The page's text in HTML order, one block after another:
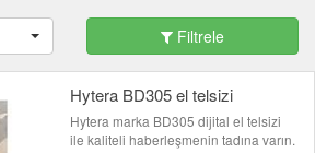
Filtrele
Hytera BD305 el telsizi
Hytera marka BD305 dijital el telsizi
ile kaliteli haberleşmenin tadına varın.